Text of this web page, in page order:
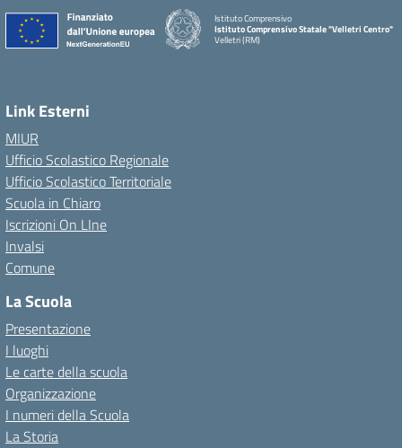
Istituto Comprensivo
Istituto Comprensivo Statale "Velletri Centro"
Velletri (RM)
Link Esterni
MIUR
Ufficio Scolastico Regionale
Ufficio Scolastico Territoriale
Scuola in Chiaro
Iscrizioni On LIne
Invalsi
Comune
La Scuola
Presentazione
I luoghi
Le carte della scuola
Organizzazione
I numeri della Scuola
La Storia